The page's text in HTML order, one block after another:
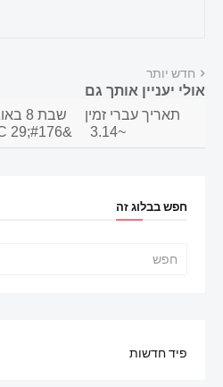
חדש יותר
אולי יעניין אותך גם
תאריך עברי זמין שבת 8 באוגוסט 2026
~3.14
&#176;C 29 מעונן חלקית
חפש בבלוג זה
פיד חדשות